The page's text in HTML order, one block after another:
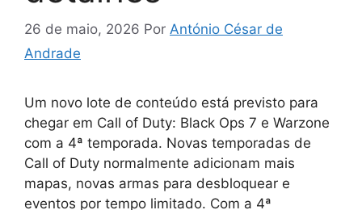
26 de maio, 2026 Por António César de
Andrade
Um novo lote de conteúdo está previsto para
chegar em Call of Duty: Black Ops 7 e Warzone
com a 4ª temporada. Novas temporadas de
Call of Duty normalmente adicionam mais
mapas, novas armas para desbloquear e
eventos por tempo limitado. Com a 4ª